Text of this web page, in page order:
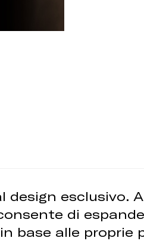
esclusivo.
di
base alle proprie